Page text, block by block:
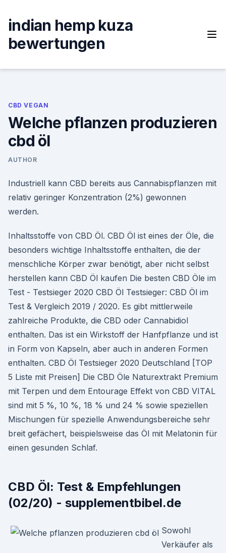
content
indian hemp kuza
bewertungen
CBD VEGAN
Welche pflanzen produzieren
cbd öl
AUTHOR
Industriell kann CBD bereits aus Cannabispflanzen mit
relativ geringer Konzentration (2%) gewonnen
werden.
Inhaltsstoffe von CBD Öl. CBD Öl ist eines der Öle, die
besonders wichtige Inhaltsstoffe enthalten, die der
menschliche Körper zwar benötigt, aber nicht selbst
herstellen kann CBD Öl kaufen Die besten CBD Öle im
Test - Testsieger 2020 CBD Öl Testsieger: CBD Öl im
Test & Vergleich 2019 / 2020. Es gibt mittlerweile
zahlreiche Produkte, die CBD oder Cannabidiol
enthalten. Das ist ein Wirkstoff der Hanfpflanze und ist
in Form von Kapseln, aber auch in anderen Formen
enthalten. CBD Öl Testsieger 2020 Deutschland [TOP
5 Liste mit Preisen] Die CBD Öle Naturextrakt Premium
mit Terpen und dem Entourage Effekt von CBD VITAL
sind mit 5 %, 10 %, 18 % und 24 % sowie speziellen
Mischungen für spezielle Anwendungsbereiche sehr
breit gefächert, beispielsweise das Öl mit Melatonin für
einen gesunden Schlaf.
CBD Öl: Test & Empfehlungen
(02/20) - supplementbibel.de
Sowohl
Verkäufer als